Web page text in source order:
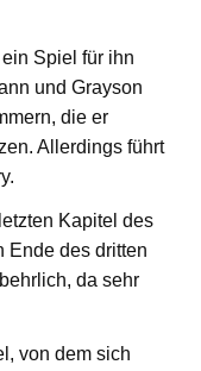
Spiel für ihn
und Grayson
die er
Allerdings führt
Kapitel des
Ende des dritten
da sehr
von dem sich